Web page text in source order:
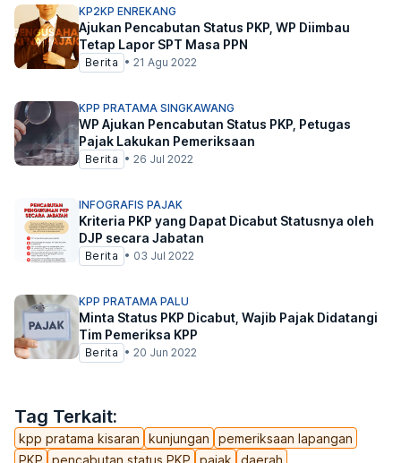
Tag Terkait:
kpp pratama kisaran kunjungan
pemeriksaan lapangan
PKP
pencabutan status PKP pajak daerah
KP2KP ENREKANG
Ajukan Pencabutan Status PKP, WP Diimbau
Tetap Lapor SPT Masa PPN
Berita • 21 Agu 2022
KPP PRATAMA SINGKAWANG
WP Ajukan Pencabutan Status PKP, Petugas
Pajak Lakukan Pemeriksaan
Berita • 26 Jul 2022
INFOGRAFIS PAJAK
Kriteria PKP yang Dapat Dicabut Statusnya oleh
DJP secara Jabatan
Berita • 03 Jul 2022
KPP PRATAMA PALU
Minta Status PKP Dicabut, Wajib Pajak Didatangi
Tim Pemeriksa KPP
Berita • 20 Jun 2022